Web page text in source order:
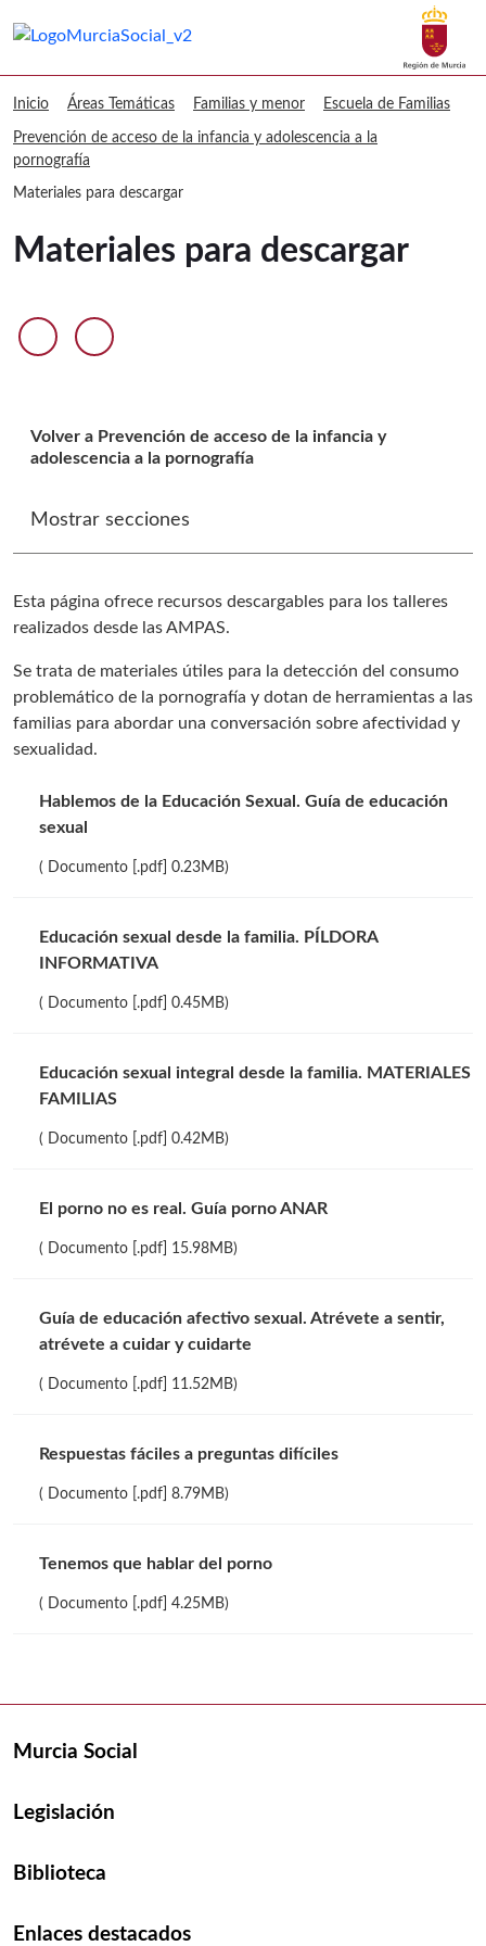
Murcia Social Materiales paraBuscar
Inicio Áreas Temáticas Familias y menor Escuela de Familias
Prevención de acceso de la infancia y adolescencia a la
pornografía
Materiales para descargar
Materiales para descargar
Anterior diapositiva
Siguiente diapositiva
Volver a Prevención de acceso de la infancia y
adolescencia a la pornografía
Mostrar secciones
Esta página ofrece recursos descargables para los talleres
realizados desde las AMPAS.
Se trata de materiales útiles para la detección del consumo
problemático de la pornografía y dotan de herramientas a las
familias para abordar una conversación sobre afectividad y
sexualidad.
Hablemos de la Educación Sexual. Guía de educación
sexual
( Documento [.pdf] 0.23MB)
Educación sexual desde la familia. PÍLDORA
INFORMATIVA
( Documento [.pdf] 0.45MB)
Educación sexual integral desde la familia. MATERIALES
FAMILIAS
( Documento [.pdf] 0.42MB)
El porno no es real. Guía porno ANAR
( Documento [.pdf] 15.98MB)
Guía de educación afectivo sexual. Atrévete a sentir,
atrévete a cuidar y cuidarte
( Documento [.pdf] 11.52MB)
Respuestas fáciles a preguntas difíciles
( Documento [.pdf] 8.79MB)
Tenemos que hablar del porno
( Documento [.pdf] 4.25MB)
Murcia Social
Legislación
Biblioteca
Enlaces destacados